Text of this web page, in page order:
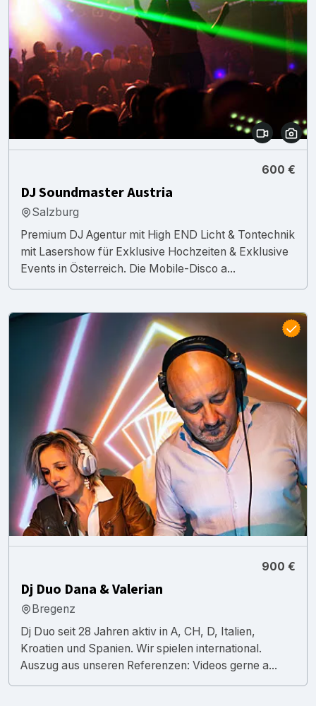
600 €
DJ Soundmaster Austria
Salzburg
Premium DJ Agentur mit High END Licht & Tontechnik
mit Lasershow für Exklusive Hochzeiten & Exklusive
Events in Österreich. Die Mobile-Disco a...
900 €
Dj Duo Dana & Valerian
Bregenz
Dj Duo seit 28 Jahren aktiv in A, CH, D, Italien,
Kroatien und Spanien. Wir spielen international.
Auszug aus unseren Referenzen: Videos gerne a...